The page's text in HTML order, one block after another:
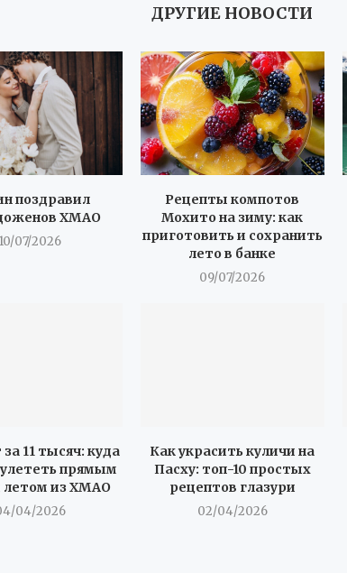
ДРУГИЕ НОВОСТИ
поздравил
ХМАО
10/07/2026
Рецепты компотов
Мохито на зиму: как
приготовить и сохранить
лето в банке
09/07/2026
11 тысяч: куда
прямым
летом из ХМАО
04/2026
Как украсить куличи на
Пасху: топ-10 простых
рецептов глазури
02/04/2026